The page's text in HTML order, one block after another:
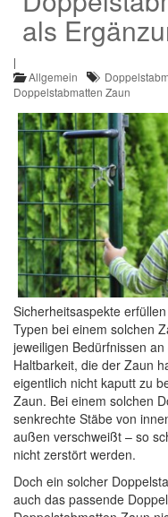
als
|
Allgemein
Doppelstabmatten Zaun
Sicherheitsaspekte
Typen bei einem solchen
jeweiligen Bedürfnissen
Haltbarkeit, die der Zaun
eigentlich nicht kaputt zu
Zaun. Bei einem solchen
senkrechte Stäbe von
außen verschweißt – so
nicht zerstört werden.
Doch ein solcher
auch das passende